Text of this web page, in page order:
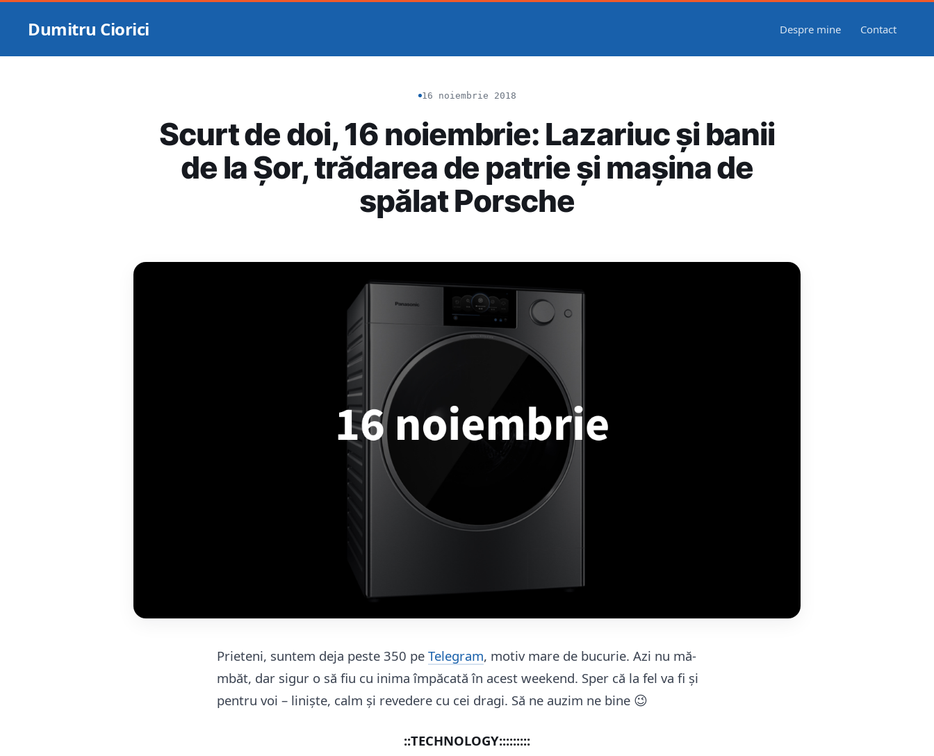
Dumitru Ciorici Despre mine Contact
16 noiembrie 2018
Scurt de doi, 16 noiembrie: Lazariuc și banii
de la Șor, trădarea de patrie și mașina de
spălat Porsche
Prieteni, suntem deja peste 350 pe Telegram, motiv mare de bucurie. Azi nu mă-
mbăt, dar sigur o să fiu cu inima împăcată în acest weekend. Sper că la fel va fi și
pentru voi – liniște, calm și revedere cu cei dragi. Să ne auzim ne bine 😉
::TECHNOLOGY:::::::::